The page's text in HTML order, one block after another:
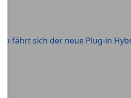
fährt sich der neue Plug-in